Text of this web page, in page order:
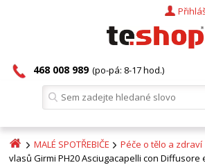
468 008 989 (po-pá: 8-17 hod.)
MALÉ SPOTŘEBIČE Péče o tělo a zdraví
vlasů Girmi PH20 Asciugacapelli con Diffusore